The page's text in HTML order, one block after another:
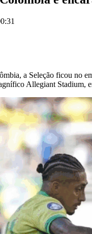
a Seleção ficou no
Allegiant Stadium,